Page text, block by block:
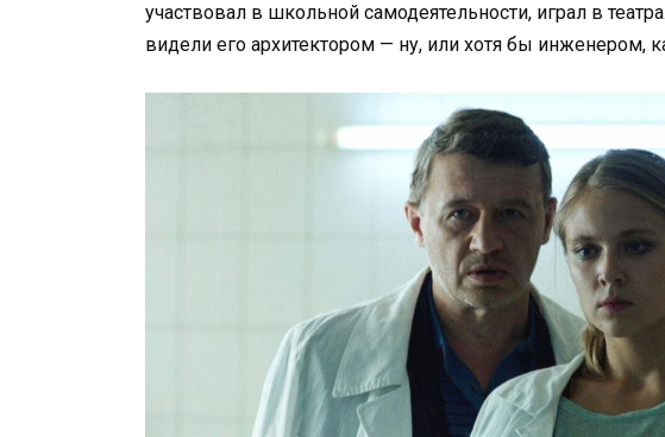
участвовал в школьной самодеятельности, играл в
видели его архитектором — ну, или хотя бы инженером,